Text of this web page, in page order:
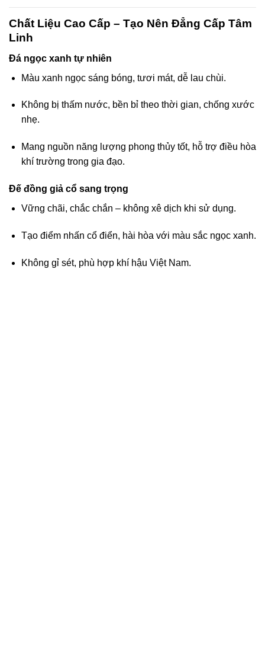
panel
panel
panel
panel
panel
panel
panel
panel
Chất Liệu Cao Cấp – Tạo Nên Đẳng Cấp Tâm
Linh
Đá ngọc xanh tự nhiên
Màu xanh ngọc sáng bóng, tươi mát, dễ lau chùi.
Không bị thấm nước, bền bỉ theo thời gian, chống xước
nhẹ.
Mang nguồn năng lượng phong thủy tốt, hỗ trợ điều hòa
khí trường trong gia đạo.
Đế đồng giả cổ sang trọng
Vững chãi, chắc chắn – không xê dịch khi sử dụng.
Tạo điểm nhấn cổ điển, hài hòa với màu sắc ngọc xanh.
Không gỉ sét, phù hợp khí hậu Việt Nam.